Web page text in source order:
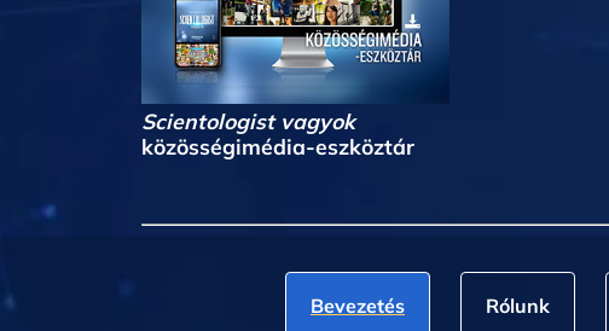
Scientologist vagyok
közösségimédia-eszköztár
Bevezetés Rólunk